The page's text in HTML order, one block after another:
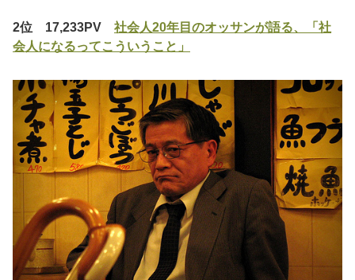
2位 17,233PV 社会人20年目のオッサンが語る、「社
会人になるってこういうこと」